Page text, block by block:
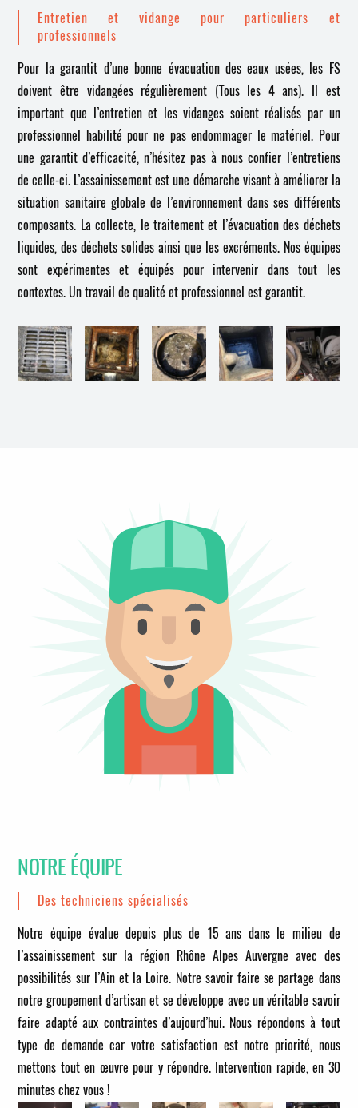
Entretien et vidange pour particuliers et
professionnels
Pour la garantit d’une bonne évacuation des eaux usées, les FS
doivent être vidangées régulièrement (Tous les 4 ans). Il est
important que l’entretien et les vidanges soient réalisés par un
professionnel habilité pour ne pas endommager le matériel. Pour
une garantit d’efficacité, n’hésitez pas à nous confier l’entretiens
de celle-ci. L’assainissement est une démarche visant à améliorer la
situation sanitaire globale de l’environnement dans ses différents
composants. La collecte, le traitement et l’évacuation des déchets
liquides, des déchets solides ainsi que les excréments. Nos équipes
sont expérimentes et équipés pour intervenir dans tout les
contextes. Un travail de qualité et professionnel est garantit.
NOTRE ÉQUIPE
Des techniciens spécialisés
Notre équipe évalue depuis plus de 15 ans dans le milieu de
l’assainissement sur la région Rhône Alpes Auvergne avec des
possibilités sur l’Ain et la Loire. Notre savoir faire se partage dans
notre groupement d’artisan et se développe avec un véritable savoir
faire adapté aux contraintes d’aujourd’hui. Nous répondons à tout
type de demande car votre satisfaction est notre priorité, nous
mettons tout en œuvre pour y répondre. Intervention rapide, en 30
minutes chez vous !